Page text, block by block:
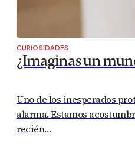
CURIOSIDADES
¿Imaginas un
Uno de los inesperados
alarma. Estamos
recién…